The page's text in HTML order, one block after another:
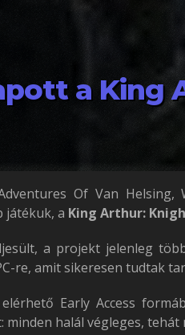
a King
Of Van Helsing,
játékuk, a King Arthur:
a projekt jelenleg
re, amit sikeresen tudtak
Early Access
halál végleges,